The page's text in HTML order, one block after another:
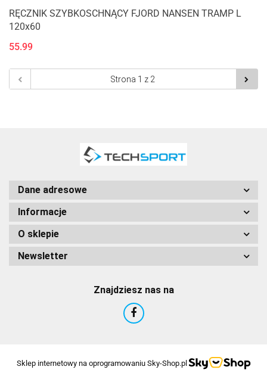
RĘCZNIK SZYBKOSCHNĄCY FJORD NANSEN TRAMP L
120x60
55.99
Dane adresowe
Informacje
O sklepie
Newsletter
Znajdziesz nas na
Sklep internetowy na oprogramowaniu Sky-Shop.pl